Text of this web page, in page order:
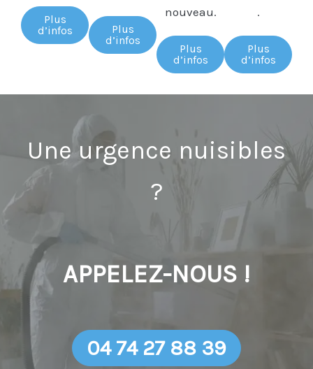
Plus
d’infos
Plus
d’infos
nouveau.
Plus
d’infos
.
Plus
d’infos
Une urgence nuisibles
?
APPELEZ-NOUS !
04 74 27 88 39